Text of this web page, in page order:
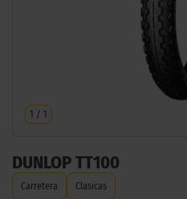
1 / 1
DUNLOP TT100
Carretera Clasicas